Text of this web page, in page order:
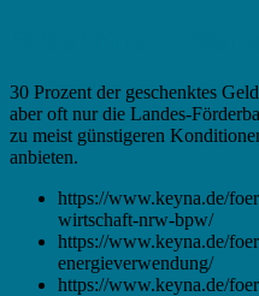
30 Prozent der geschenktes
aber oft nur die Landes-
zu meist günstigeren
anbieten.
https://www.keyna.de/
wirtschaft-nrw-bpw/
https://www.keyna.de/
energieverwendung/
https://www.keyna.de/